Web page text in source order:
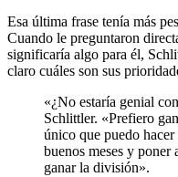
Esa última frase tenía más
Cuando le preguntaron
significaría algo para él,
claro cuáles son sus
«¿No estaría genial
Schlittler. «Prefiero
único que puedo hacer
buenos meses y poner
ganar la división».